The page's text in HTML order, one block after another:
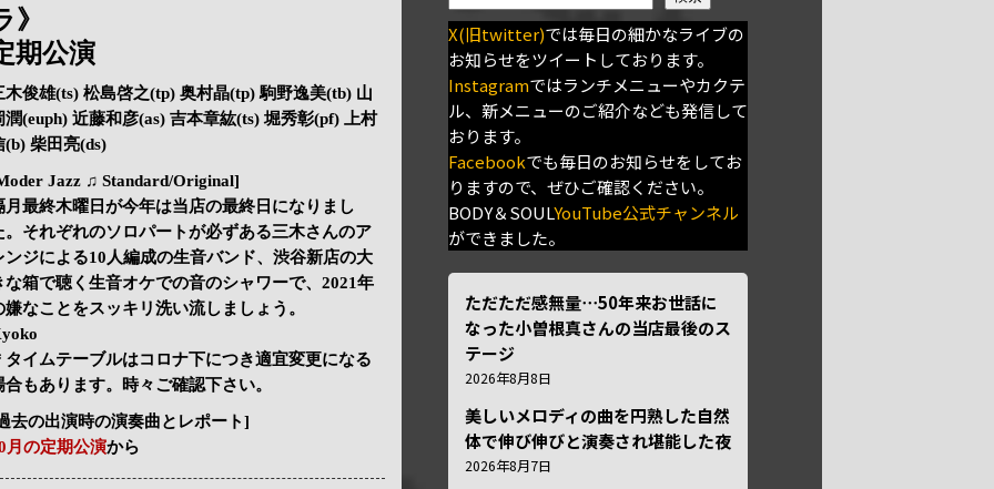
》
期公演
木俊雄(ts) 松島啓之(tp) 奥村晶(tp) 駒野逸美(tb) 山
潤(euph) 近藤和彦(as) 吉本章紘(ts) 堀秀彰(pf) 上村
(b) 柴田亮(ds)
Jazz ♫ Standard/Original]
月最終木曜日が今年は当店の最終日になりまし
。それぞれのソロパートが必ずある三木さんのア
ンジによる10人編成の生音バンド、渋谷新店の大
な箱で聴く生音オケでの音のシャワーで、2021年
嫌なことをスッキリ洗い流しましょう。
タイムテーブルはコロナ下につき適宜変更になる
合もあります。時々ご確認下さい。
去の出演時の演奏曲とレポート]
月の定期公演から
X(旧twitter)では毎日の細かなライブの
お知らせをツイートしております。
Instagramではランチメニューやカクテ
ル、新メニューのご紹介なども発信して
おります。
Facebookでも毎日のお知らせをしてお
りますので、ぜひご確認ください。
BODY＆SOULYouTube公式チャンネル
ができました。
ただただ感無量⋯50年来お世話に
なった小曽根真さんの当店最後のス
テージ
2026年8月8日
美しいメロディの曲を円熟した自然
体で伸び伸びと演奏され堪能した夜
2026年8月7日